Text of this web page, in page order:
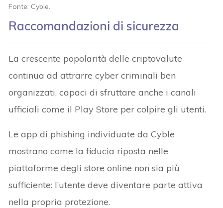
Fonte: Cyble.
Raccomandazioni di sicurezza
La crescente popolarità delle criptovalute
continua ad attrarre cyber criminali ben
organizzati, capaci di sfruttare anche i canali
ufficiali come il Play Store per colpire gli utenti.
Le app di phishing individuate da Cyble
mostrano come la fiducia riposta nelle
piattaforme degli store online non sia più
sufficiente: l’utente deve diventare parte attiva
nella propria protezione.